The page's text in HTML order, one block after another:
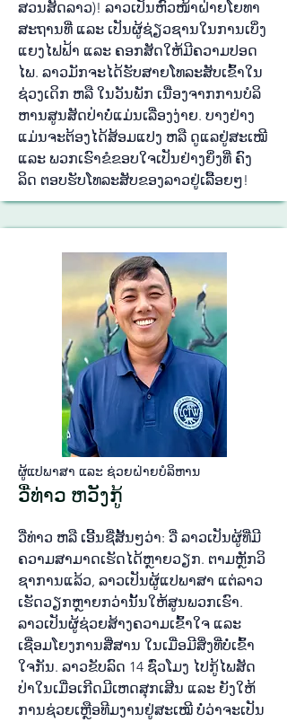
ສວນ​ສັດ​ລາວ)! ລາວ​ເປັນ​ຫົວ​ໜ້າ​ຝ່າຍ​ໂຍ​ທາ​
ສະ​ຖານ​ທີ່ ແລະ ເປັນ​ຜູ້​ຊ່ຽວ​ຊານ​ໃນ​ກ​ານ​ເບິ່ງ​
ແຍງ​ໄຟ​ຟ້າ ແລະ ຄອກ​ສັດ​ໃຫ້​ມີ​ຄວາມ​ປອດ​
ໄພ. ລາວ​ມັກ​ຈະ​ໄດ້​ຮັບ​ສາຍ​ໂທ​ລະ​ສັບ​ເຂົ້າ​ໃນ​
ຊ່ວງ​ເດິກ ຫລື ໃນ​ວັນ​ພັກ ເນື່ອງ​ຈາກ​ການ​ບໍ​ລິ​
ຫານ​ສູນ​ສັດ​ປ່າ​ບໍ່​ແມ່ນ​ເລື່ອງ​ງ່າຍ. ບາງ​ຢ່າງ​
ແມ່ນ​ຈະ​ຕ້ອງ​ໄດ້​ສ້ອມ​ແປງ ຫລື ດູ​ແລ​ຢູ່​ສະ​ເໝີ
ແລະ ພວກ​ເຮົາ​ຂໍ​ຂອບ​ໃຈ​ເປັນ​ຢ່າງ​ຍິ່ງ​ທີ່​ ​ຄົງ​
ລິດ ຕອບ​ຮັບໂທ​ລະ​ສັບຂອງ​ລາວ​ຢູ່​ເລື້ອຍໆ!
ຜູ້​ແປ​ພາ​ສາ ແລະ ຊ່ວຍ​ຝ່າຍ​ບໍ​ລິ​ຫານ
ວື່​ທ່າວ ຫວັງ​ກູ້
ວື່​ທ່າວ ຫລື ເອີ້ນ​ຊື່​ສັ້ນໆ​ວ່າ: ວື່ ລາວ​ເປັນ​ຜູ້​ທີ່​ມີ​
ຄວາມ​ສາ​ມາດ​ເຮັດ​ໄດ້​ຫຼາຍ​ວຽກ. ຕາມ​ຫຼັກ​ວິ​
ຊາ​ການ​ແລ້ວ, ລາວ​ເປັນ​ຜູ້​ແປ​ພາ​ສາ ແຕ່​ລາວ​
ເຮັດ​ວຽກ​ຫຼາຍກວ່ານັ້ນ​ໃຫ້​ສູນ​ພວກ​ເຮົາ.
ລາວ​ເປັນ​ຜູ້​ຊ່ວຍ​ສ້າງຄວາມ​ເຂົ້າ​ໃຈ ແລະ
ເຊື່ອມ​ໂຍງ​ການ​ສື່​ສານ​ ໃນ​ເມື່ອມ​ີ​ສິ່ງ​ທີ່​ບໍ່​ເຂົ້າ​
ໃຈ​ກັນ. ລາວ​ຂັບ​ລົດ 14 ຊົ່ວ​ໂມງ ໄປ​​ກູ້ໄພ​ສັດ​
ປ່າໃນ​ເມື່ອ​ເກີດ​ມີ​ເຫດ​ສຸກ​ເສີນ ແລະ ຍັງ​ໃຫ້​
ການ​ຊ່ວຍ​ເຫຼືອ​ທີມ​ງານ​ຢູ່​ສະ​ເໝີ ບໍ່​ວ່າ​ຈະ​ເປັນ​